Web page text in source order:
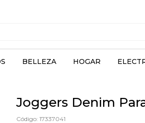
BELLEZA HOGAR
Joggers Denim
Código: 17337041